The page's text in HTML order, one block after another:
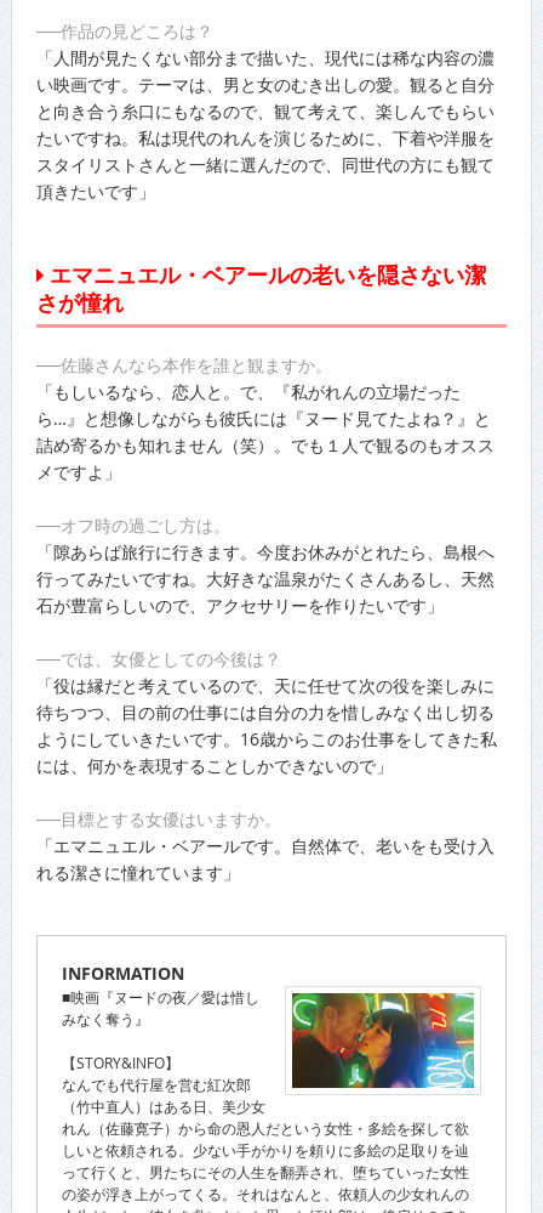
──作品の見どころは？
「人間が見たくない部分まで描いた、現代には稀な内容の濃
い映画です。テーマは、男と女のむき出しの愛。観ると自分
と向き合う糸口にもなるので、観て考えて、楽しんでもらい
たいですね。私は現代のれんを演じるために、下着や洋服を
スタイリストさんと一緒に選んだので、同世代の方にも観て
頂きたいです」
エマニュエル・ベアールの老いを隠さない潔
さが憧れ
──佐藤さんなら本作を誰と観ますか。
「もしいるなら、恋人と。で、『私がれんの立場だった
ら…』と想像しながらも彼氏には『ヌード見てたよね？』と
詰め寄るかも知れません（笑）。でも１人で観るのもオスス
メですよ」
──オフ時の過ごし方は。
「隙あらば旅行に行きます。今度お休みがとれたら、島根へ
行ってみたいですね。大好きな温泉がたくさんあるし、天然
石が豊富らしいので、アクセサリーを作りたいです」
──では、女優としての今後は？
「役は縁だと考えているので、天に任せて次の役を楽しみに
待ちつつ、目の前の仕事には自分の力を惜しみなく出し切る
ようにしていきたいです。16歳からこのお仕事をしてきた私
には、何かを表現することしかできないので」
──目標とする女優はいますか。
「エマニュエル・ベアールです。自然体で、老いをも受け入
れる潔さに憧れています」
INFORMATION
■映画『ヌードの夜／愛は惜し
みなく奪う』
【STORY&INFO】
なんでも代行屋を営む紅次郎
（竹中直人）はある日、美少女
れん（佐藤寛子）から命の恩人だという女性・多絵を探して欲
しいと依頼される。少ない手がかりを頼りに多絵の足取りを辿
って行くと、男たちにその人生を翻弄され、堕ちていった女性
の姿が浮き上がってくる。それはなんと、依頼人の少女れんの